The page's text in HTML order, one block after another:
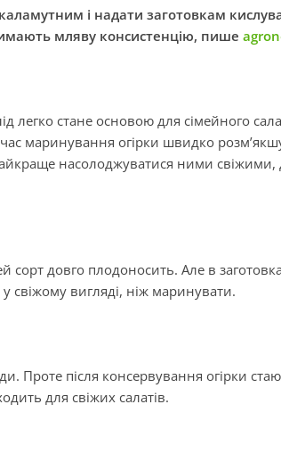
і надати заготовкам
мляву консистенцію, пише
легко стане основою для сімейного
маринування огірки швидко
насолоджуватися ними свіжими,
сорт довго плодоносить. Але в
свіжому вигляді, ніж маринувати.
Проте після консервування огірки
для свіжих салатів.